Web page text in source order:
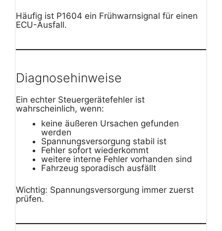
Häufig ist P1604 ein Frühwarnsignal für einen
ECU-Ausfall.
Diagnosehinweise
Ein echter Steuergerätefehler ist
wahrscheinlich, wenn:
keine äußeren Ursachen gefunden
werden
Spannungsversorgung stabil ist
Fehler sofort wiederkommt
weitere interne Fehler vorhanden sind
Fahrzeug sporadisch ausfällt
Wichtig: Spannungsversorgung immer zuerst
prüfen.